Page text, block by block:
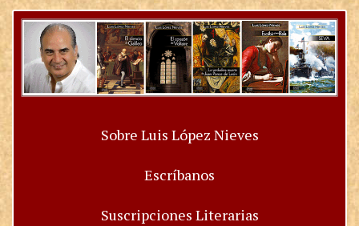
Sobre Luis López Nieves
Escríbanos
Suscripciones Literarias